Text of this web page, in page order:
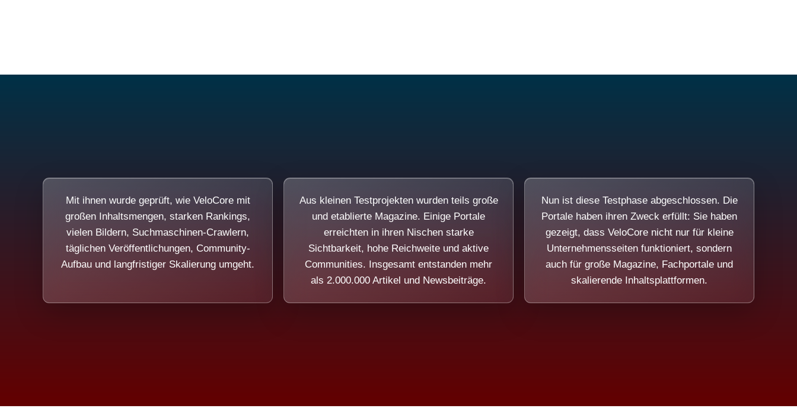
Mit ihnen wurde geprüft, wie VeloCore mit
großen Inhaltsmengen, starken Rankings,
vielen Bildern, Suchmaschinen-Crawlern,
täglichen Veröffentlichungen, Community-
Aufbau und langfristiger Skalierung umgeht.
Aus kleinen Testprojekten wurden teils große
und etablierte Magazine. Einige Portale
erreichten in ihren Nischen starke
Sichtbarkeit, hohe Reichweite und aktive
Communities. Insgesamt entstanden mehr
als 2.000.000 Artikel und Newsbeiträge.
Nun ist diese Testphase abgeschlossen. Die
Portale haben ihren Zweck erfüllt: Sie haben
gezeigt, dass VeloCore nicht nur für kleine
Unternehmensseiten funktioniert, sondern
auch für große Magazine, Fachportale und
skalierende Inhaltsplattformen.